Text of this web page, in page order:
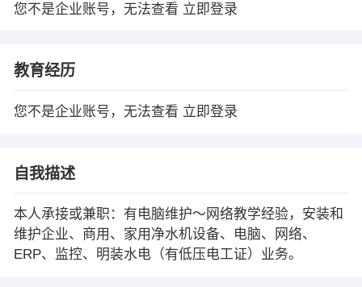
您不是企业账号，无法查看 立即登录
教育经历
您不是企业账号，无法查看 立即登录
自我描述
本人承接或兼职：有电脑维护～网络教学经验，安装和
维护企业、商用、家用净水机设备、电脑、网络、
ERP、监控、明装水电（有低压电工证）业务。